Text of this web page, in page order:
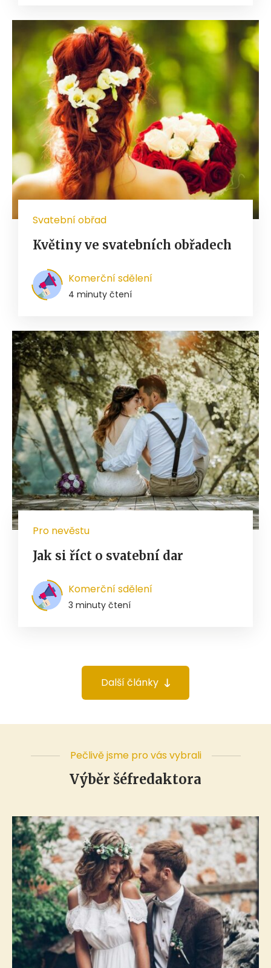
Svatební obřad
Květiny ve svatebních obřadech
Komerční sdělení
4 minuty čtení
Pro nevěstu
Jak si říct o svatební dar
Komerční sdělení
3 minuty čtení
Další články
Pečlivě jsme pro vás vybrali
Výběr šéfredaktora